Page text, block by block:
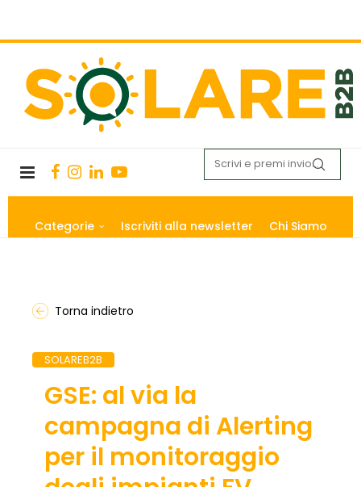
Categorie Iscriviti alla newsletter Chi Siamo
Torna indietro
SOLAREB2B
GSE: al via la
campagna di Alerting
per il monitoraggio